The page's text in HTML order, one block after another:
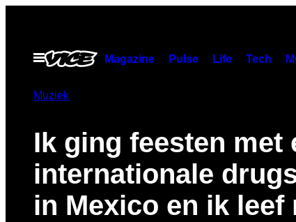
Open
menu
Magazine Pulse Life Tech
Muziek
Ik ging feesten met
internationale
in Mexico en ik leef